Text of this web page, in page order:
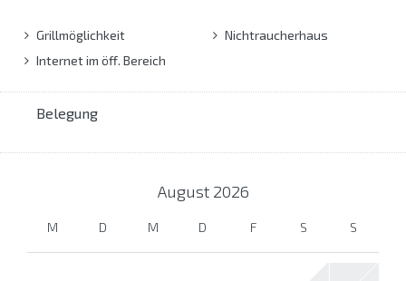
Grillmöglichkeit
Internet im öff. Bereich
Nichtraucherhaus
Belegung
August 2026
M D M D F S S